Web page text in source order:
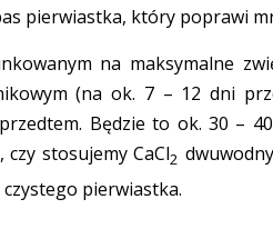
pierwiastka, który poprawi
na maksymalne
(na ok. 7 – 12 dni
Będzie to ok. 30 –
stosujemy CaCl2
pierwiastka.